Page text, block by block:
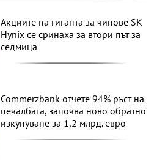
Акциите на гиганта за чипове SK
Hynix се сринаха за втори път за
седмица
Commerzbank отчете 94% ръст на
печалбата, започва ново обратно
изкупуване за 1,2 млрд. евро